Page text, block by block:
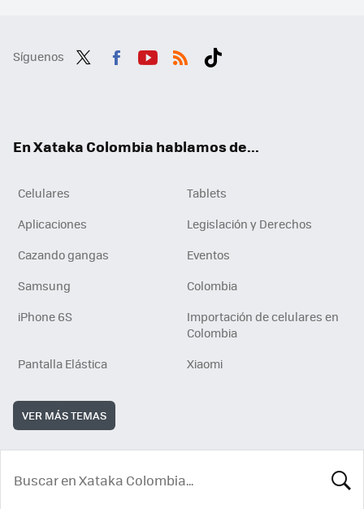
Síguenos
En Xataka Colombia hablamos de...
Celulares
Tablets
Aplicaciones
Legislación y Derechos
Cazando gangas
Eventos
Samsung
Colombia
iPhone 6S
Importación de celulares en
Colombia
Pantalla Elástica
Xiaomi
VER MÁS TEMAS